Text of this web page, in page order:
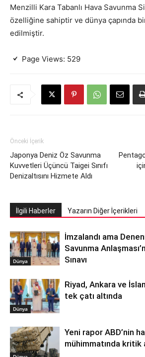
Menzilli Kara Tabanlı Hava Savunma
özelliğine sahiptir ve dünya çapında
edilmiştir.
Page Views: 529
Önceki İçerik
Japonya Deniz Öz Savunma
Kuvvetleri Üçüncü Taigei Sınıfı
Denizaltısını Hizmete Aldı
İlgili Haberler Yazarın Diğer İçerikleri
Dünya
İmzalandı ama
Savunma
Sınavı
Dünya
Riyad, Ankara ve
tek çatı altında
Yeni rapor ABD’nin
mühimmatında